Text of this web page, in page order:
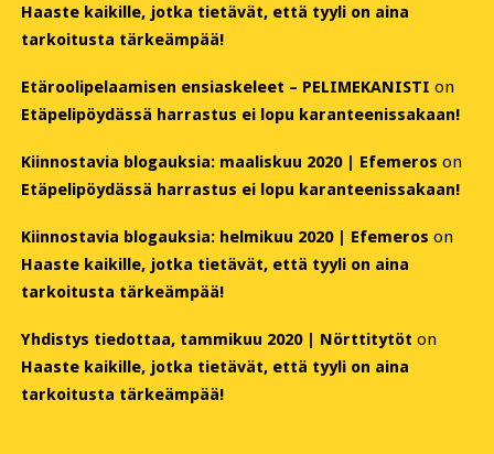
Haaste kaikille, jotka tietävät, että tyyli on aina
tarkoitusta tärkeämpää!
Etäroolipelaamisen ensiaskeleet – PELIMEKANISTI on
Etäpelipöydässä harrastus ei lopu karanteenissakaan!
Kiinnostavia blogauksia: maaliskuu 2020 | Efemeros on
Etäpelipöydässä harrastus ei lopu karanteenissakaan!
Kiinnostavia blogauksia: helmikuu 2020 | Efemeros on
Haaste kaikille, jotka tietävät, että tyyli on aina
tarkoitusta tärkeämpää!
Yhdistys tiedottaa, tammikuu 2020 | Nörttitytöt on
Haaste kaikille, jotka tietävät, että tyyli on aina
tarkoitusta tärkeämpää!